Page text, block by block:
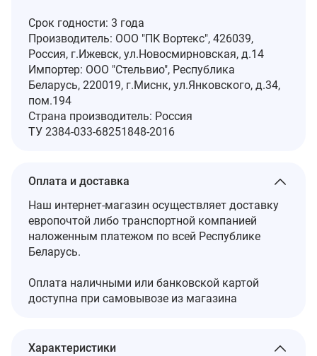
Срок годности: 3 года
Производитель: OOO "ПК Вортекс", 426039,
Россия, г.Ижевск, ул.Новосмирновская, д.14
Импортер: ООО "Стельвио", Республика
Беларусь, 220019, г.Миснк, ул.Янковского, д.34,
пом.194
Страна производитель: Россия
ТУ 2384-033-68251848-2016
Оплата и доставка
Наш интернет-магазин осуществляет доставку
европочтой либо транспортной компанией
наложенным платежом по всей Республике
Беларусь.
Оплата наличными или банковской картой
доступна при самовывозе из магазина
Характеристики